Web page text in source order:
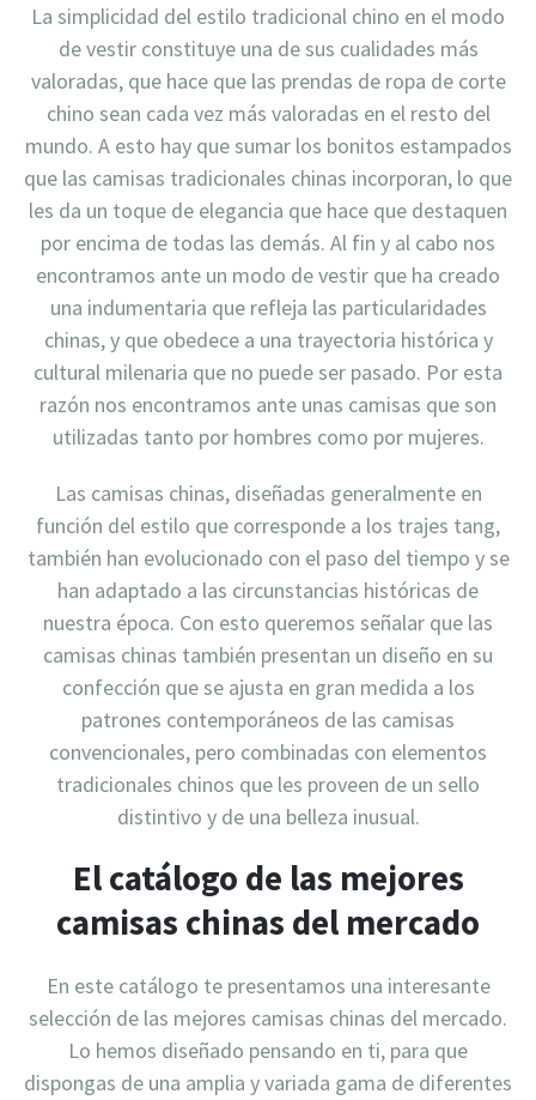
La simplicidad del estilo tradicional chino en el modo
de vestir constituye una de sus cualidades más
valoradas, que hace que las prendas de ropa de corte
chino sean cada vez más valoradas en el resto del
mundo. A esto hay que sumar los bonitos estampados
que las camisas tradicionales chinas incorporan, lo que
les da un toque de elegancia que hace que destaquen
por encima de todas las demás. Al fin y al cabo nos
encontramos ante un modo de vestir que ha creado
una indumentaria que refleja las particularidades
chinas, y que obedece a una trayectoria histórica y
cultural milenaria que no puede ser pasado. Por esta
razón nos encontramos ante unas camisas que son
utilizadas tanto por hombres como por mujeres.
Las camisas chinas, diseñadas generalmente en
función del estilo que corresponde a los trajes tang,
también han evolucionado con el paso del tiempo y se
han adaptado a las circunstancias históricas de
nuestra época. Con esto queremos señalar que las
camisas chinas también presentan un diseño en su
confección que se ajusta en gran medida a los
patrones contemporáneos de las camisas
convencionales, pero combinadas con elementos
tradicionales chinos que les proveen de un sello
distintivo y de una belleza inusual.
El catálogo de las mejores
camisas chinas del mercado
En este catálogo te presentamos una interesante
selección de las mejores camisas chinas del mercado.
Lo hemos diseñado pensando en ti, para que
dispongas de una amplia y variada gama de diferentes